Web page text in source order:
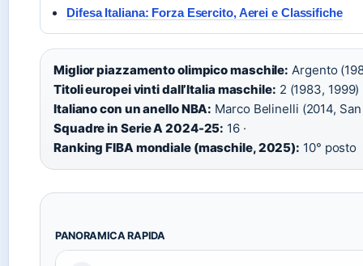
Difesa Italiana: Forza Esercito, Aerei e Classifiche
Miglior piazzamento olimpico maschile: Argento
Titoli europei vinti dall’Italia maschile: 2 (1983, 1999)
Italiano con un anello NBA: Marco Belinelli (2014,
Squadre in Serie A 2024-25: 16 ·
Ranking FIBA mondiale (maschile, 2025): 10° posto
PANORAMICA RAPIDA